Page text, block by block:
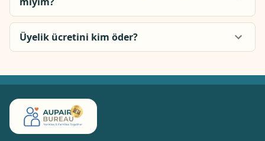
Üyelik ücretini kim öder?